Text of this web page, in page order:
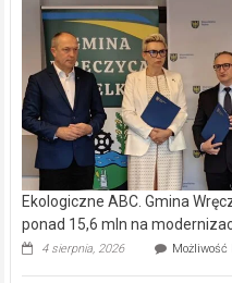
Ekologiczne ABC. Gmina
ponad 15,6 mln na
4 sierpnia, 2026 Możliwość